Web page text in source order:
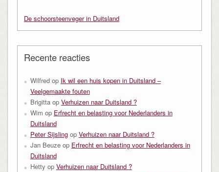
De schoorsteenveger in Duitsland
Recente reacties
Wilfredop Ik wil een huis kopen in Duitsland –
Veelgemaakte fouten
Brigittaop Verhuizen naar Duitsland ?
Wim op Erfrecht en belasting voor Nederlanders in
Duitsland
Peter Sijslingop Verhuizen naar Duitsland ?
Jan Beuzeop Erfrecht en belasting voor Nederlanders in
Duitsland
Hetty op Verhuizen naar Duitsland ?